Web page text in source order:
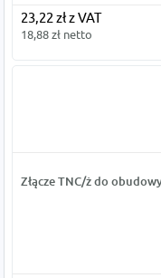
23,22 zł z VAT
18,88 zł netto
Złącze TNC/ż do